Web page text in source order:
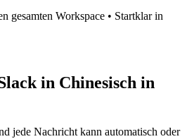
gesamten Workspace • Startklar in
in Chinesisch in
jede Nachricht kann automatisch oder